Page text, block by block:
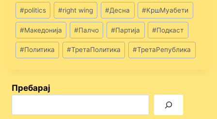
#politics #right wing #Десна #КршМуабети
#Македонија #Палчо #Партија #Подкаст
#Политика #ТретаПолитика #ТретаРепублика
Пребарај